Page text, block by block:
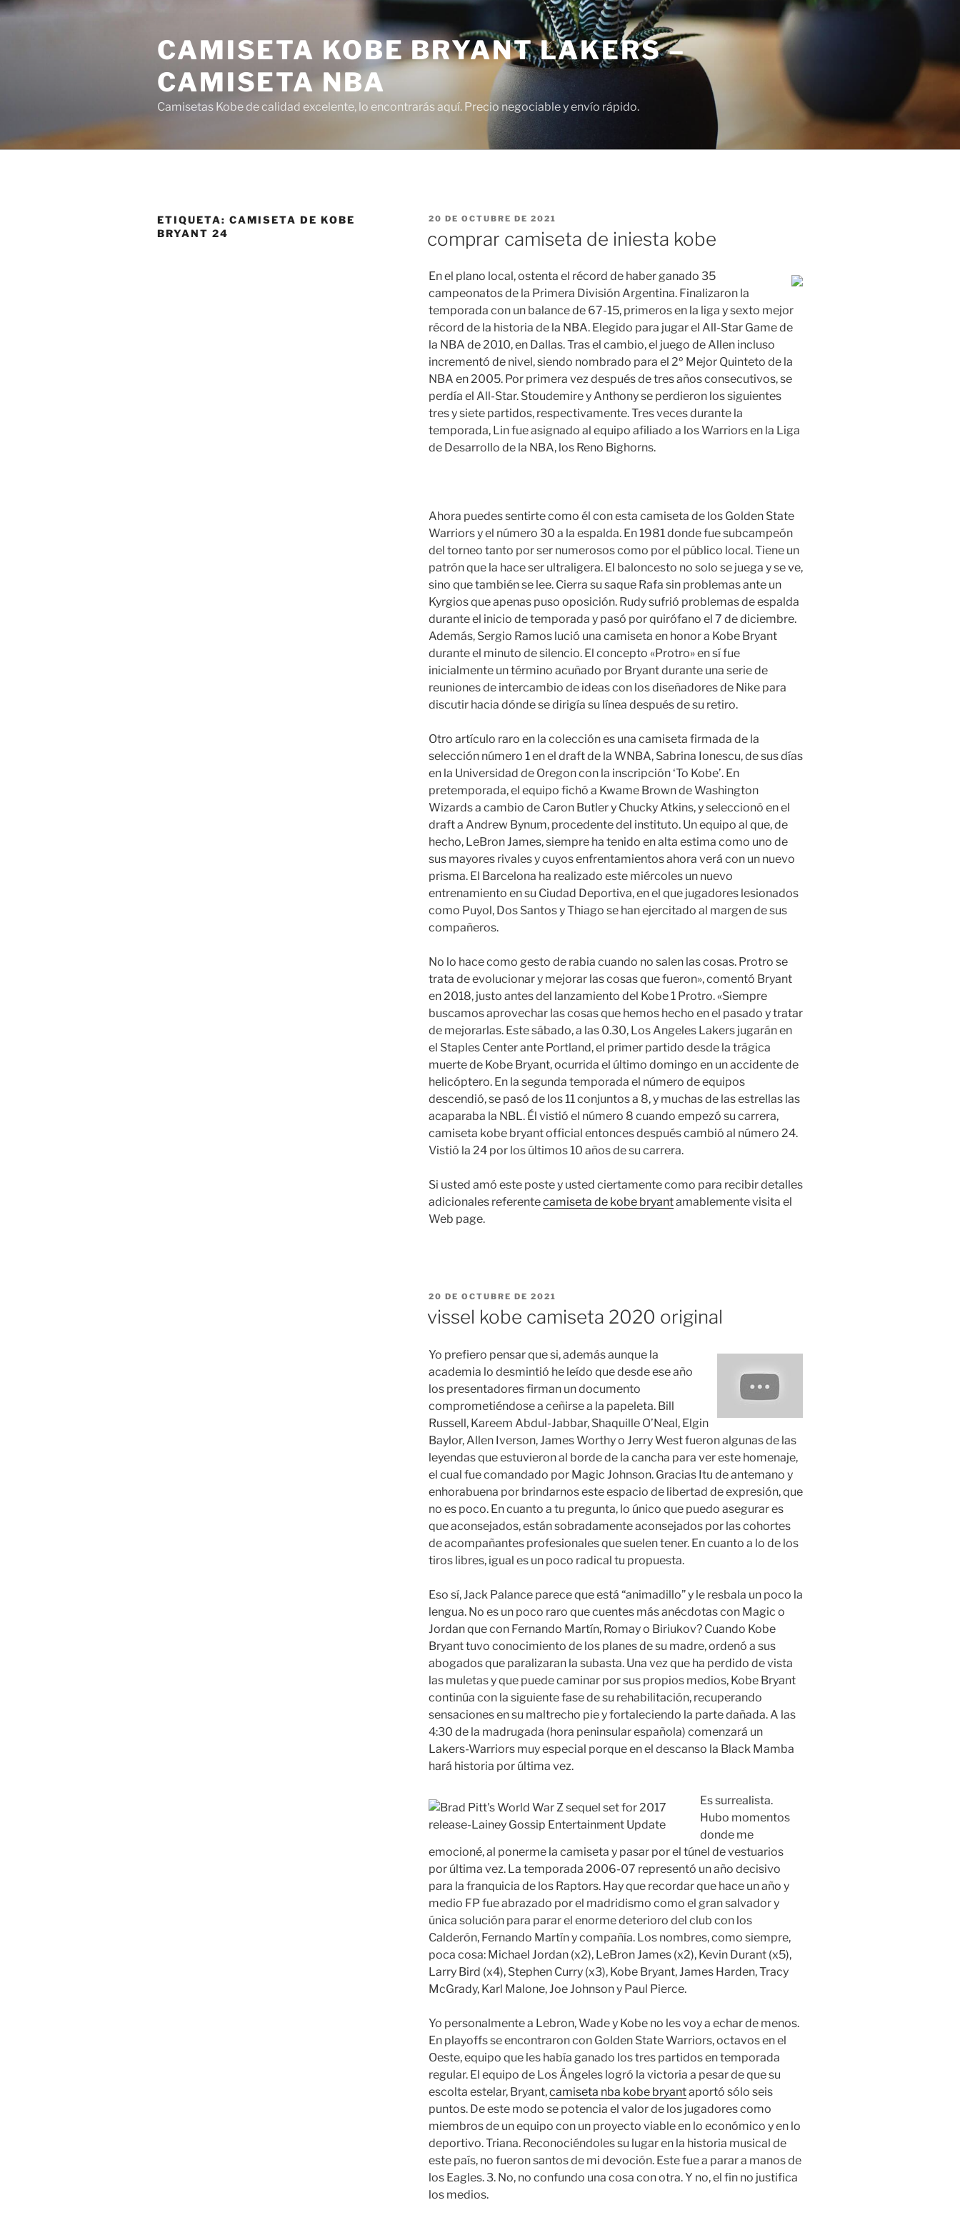
Saltar
CAMISETA KOBE BRYANT LAKERS –
CAMISETA NBA
Camisetas Kobe de calidad excelente, lo encontrarás aquí. Precio negociable y envío rápido.
ETIQUETA: CAMISETA DE KOBE
BRYANT 24
PUBLICADO
20 DE OCTUBRE DE 2021
comprar camiseta de iniesta kobe
En el plano local, ostenta el récord de haber ganado 35
campeonatos de la Primera División Argentina. Finalizaron la
temporada con un balance de 67-15, primeros en la liga y sexto mejor
récord de la historia de la NBA. Elegido para jugar el All-Star Game de
la NBA de 2010, en Dallas. Tras el cambio, el juego de Allen incluso
incrementó de nivel, siendo nombrado para el 2º Mejor Quinteto de la
NBA en 2005. Por primera vez después de tres años consecutivos, se
perdía el All-Star. Stoudemire y Anthony se perdieron los siguientes
tres y siete partidos, respectivamente. Tres veces durante la
temporada, Lin fue asignado al equipo afiliado a los Warriors en la Liga
de Desarrollo de la NBA, los Reno Bighorns.
Ahora puedes sentirte como él con esta camiseta de los Golden State
Warriors y el número 30 a la espalda. En 1981 donde fue subcampeón
del torneo tanto por ser numerosos como por el público local. Tiene un
patrón que la hace ser ultraligera. El baloncesto no solo se juega y se ve,
sino que también se lee. Cierra su saque Rafa sin problemas ante un
Kyrgios que apenas puso oposición. Rudy sufrió problemas de espalda
durante el inicio de temporada y pasó por quirófano el 7 de diciembre.
Además, Sergio Ramos lució una camiseta en honor a Kobe Bryant
durante el minuto de silencio. El concepto «Protro» en sí fue
inicialmente un término acuñado por Bryant durante una serie de
reuniones de intercambio de ideas con los diseñadores de Nike para
discutir hacia dónde se dirigía su línea después de su retiro.
Otro artículo raro en la colección es una camiseta firmada de la
selección número 1 en el draft de la WNBA, Sabrina Ionescu, de sus días
en la Universidad de Oregon con la inscripción ‘To Kobe’. En
pretemporada, el equipo fichó a Kwame Brown de Washington
Wizards a cambio de Caron Butler y Chucky Atkins, y seleccionó en el
draft a Andrew Bynum, procedente del instituto. Un equipo al que, de
hecho, LeBron James, siempre ha tenido en alta estima como uno de
sus mayores rivales y cuyos enfrentamientos ahora verá con un nuevo
prisma. El Barcelona ha realizado este miércoles un nuevo
entrenamiento en su Ciudad Deportiva, en el que jugadores lesionados
como Puyol, Dos Santos y Thiago se han ejercitado al margen de sus
compañeros.
No lo hace como gesto de rabia cuando no salen las cosas. Protro se
trata de evolucionar y mejorar las cosas que fueron», comentó Bryant
en 2018, justo antes del lanzamiento del Kobe 1 Protro. «Siempre
buscamos aprovechar las cosas que hemos hecho en el pasado y tratar
de mejorarlas. Este sábado, a las 0.30, Los Angeles Lakers jugarán en
el Staples Center ante Portland, el primer partido desde la trágica
muerte de Kobe Bryant, ocurrida el último domingo en un accidente de
helicóptero. En la segunda temporada el número de equipos
descendió, se pasó de los 11 conjuntos a 8, y muchas de las estrellas las
acaparaba la NBL. Él vistió el número 8 cuando empezó su carrera,
camiseta kobe bryant official entonces después cambió al número 24.
Vistió la 24 por los últimos 10 años de su carrera.
Si usted amó este poste y usted ciertamente como para recibir detalles
adicionales referentecamiseta de kobe bryantamablemente visita el
Web page.
PUBLICADO
EL
20 DE OCTUBRE DE 2021
vissel kobe camiseta 2020 original
Yo prefiero pensar que si, además aunque la
academia lo desmintió he leído que desde ese año
los presentadores firman un documento
comprometiéndose a ceñirse a la papeleta. Bill
Russell, Kareem Abdul-Jabbar, Shaquille O’Neal, Elgin
Baylor, Allen Iverson, James Worthy o Jerry West fueron algunas de las
leyendas que estuvieron al borde de la cancha para ver este homenaje,
el cual fue comandado por Magic Johnson. Gracias Itu de antemano y
enhorabuena por brindarnos este espacio de libertad de expresión, que
no es poco. En cuanto a tu pregunta, lo único que puedo asegurar es
que aconsejados, están sobradamente aconsejados por las cohortes
de acompañantes profesionales que suelen tener. En cuanto a lo de los
tiros libres, igual es un poco radical tu propuesta.
Eso sí, Jack Palance parece que está “animadillo” y le resbala un poco la
lengua. No es un poco raro que cuentes más anécdotas con Magic o
Jordan que con Fernando Martín, Romay o Biriukov? Cuando Kobe
Bryant tuvo conocimiento de los planes de su madre, ordenó a sus
abogados que paralizaran la subasta. Una vez que ha perdido de vista
las muletas y que puede caminar por sus propios medios, Kobe Bryant
continúa con la siguiente fase de su rehabilitación, recuperando
sensaciones en su maltrecho pie y fortaleciendo la parte dañada. A las
4:30 de la madrugada (hora peninsular española) comenzará un
Lakers-Warriors muy especial porque en el descanso la Black Mamba
hará historia por última vez.
Es surrealista.
Hubo momentos
donde me
emocioné, al ponerme la camiseta y pasar por el túnel de vestuarios
por última vez. La temporada 2006-07 representó un año decisivo
para la franquicia de los Raptors. Hay que recordar que hace un año y
medio FP fue abrazado por el madridismo como el gran salvador y
única solución para parar el enorme deterioro del club con los
Calderón, Fernando Martín y compañía. Los nombres, como siempre,
poca cosa: Michael Jordan (x2), LeBron James (x2), Kevin Durant (x5),
Larry Bird (x4), Stephen Curry (x3), Kobe Bryant, James Harden, Tracy
McGrady, Karl Malone, Joe Johnson y Paul Pierce.
Yo personalmente a Lebron, Wade y Kobe no les voy a echar de menos.
En playoffs se encontraron con Golden State Warriors, octavos en el
Oeste, equipo que les había ganado los tres partidos en temporada
regular. El equipo de Los Ángeles logró la victoria a pesar de que su
escolta estelar, Bryant,camiseta nba kobe bryantaportó sólo seis
puntos. De este modo se potencia el valor de los jugadores como
miembros de un equipo con un proyecto viable en lo económico y en lo
deportivo. Triana. Reconociéndoles su lugar en la historia musical de
este país, no fueron santos de mi devoción. Este fue a parar a manos de
los Eagles. 3. No, no confundo una cosa con otra. Y no, el fin no justifica
los medios.